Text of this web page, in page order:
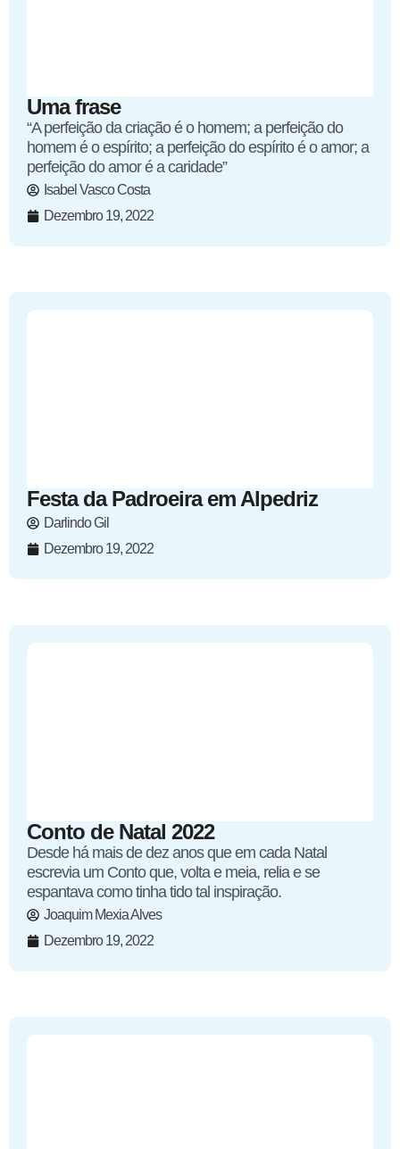
Uma frase
“A perfeição da criação é o homem; a perfeição do
homem é o espírito; a perfeição do espírito é o amor; a
perfeição do amor é a caridade”
Isabel Vasco Costa
Dezembro 19, 2022
Festa da Padroeira em Alpedriz
Darlindo Gil
Dezembro 19, 2022
Conto de Natal 2022
Desde há mais de dez anos que em cada Natal
escrevia um Conto que, volta e meia, relia e se
espantava como tinha tido tal inspiração.
Joaquim Mexia Alves
Dezembro 19, 2022